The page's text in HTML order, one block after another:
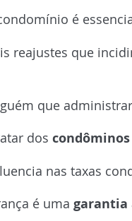
é
reajustes que
que
dos
nas taxas
é uma garantia